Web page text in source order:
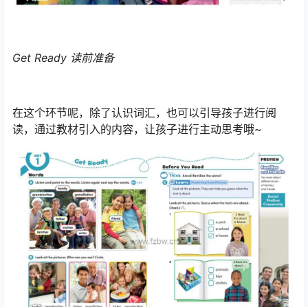
Get Ready 读前准备
在这个环节呢，除了认识词汇，也可以引导孩子进行阅
读，通过教材引入的内容，让孩子进行主动思考哦~